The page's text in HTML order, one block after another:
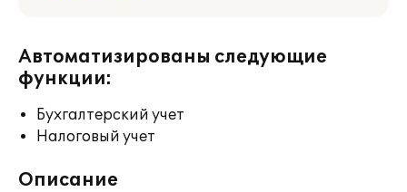
Автоматизированы следующие
функции:
Бухгалтерский учет
Налоговый учет
Описание